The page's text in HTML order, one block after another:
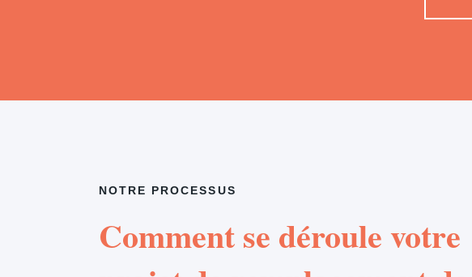
NOTRE PROCESSUS
Comment se déroule votre